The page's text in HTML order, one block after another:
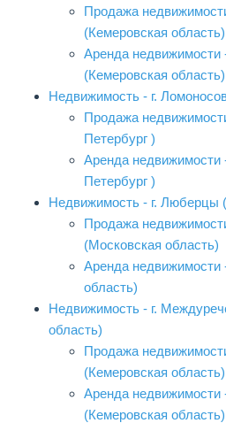
Продажа недвижимости - г. Ленинск-
(Кемеровская область)
Аренда недвижимости - г. Ленинск-Кузнецкий
(Кемеровская область)
Недвижимость - г.
Продажа недвижимости - г. Ломоносов
Петербург )
Аренда недвижимости - г. Ломоносов (Санкт-
Петербург )
Недвижимость - г.
Продажа недвижимости - г.
(Московская область)
Аренда недвижимости - г. Люберцы (Московская
область)
Недвижимость - г. Междуреченск (Кемеровская
область)
Продажа недвижимости - г.
(Кемеровская область)
Аренда недвижимости - г. Междуреченск
(Кемеровская область)